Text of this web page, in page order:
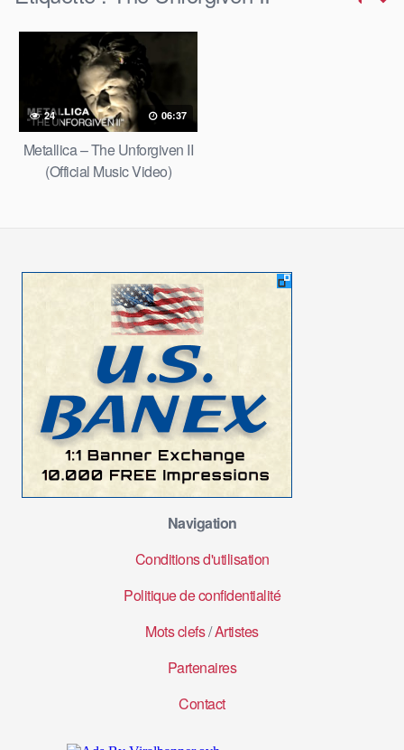
24 06:37
Metallica – The Unforgiven II
(Official Music Video)
Navigation
Conditions d'utilisation
Politique de confidentialité
Mots clefs/Artistes
Partenaires
Contact